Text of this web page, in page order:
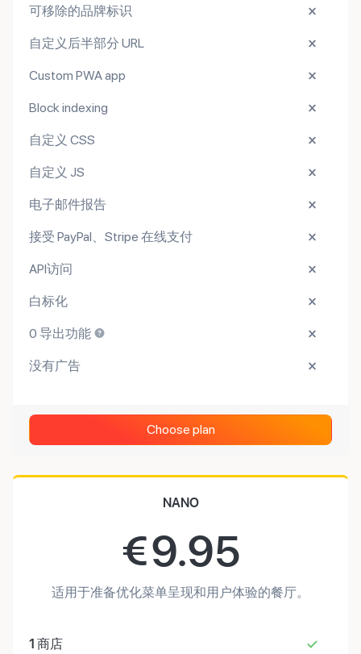
可移除的品牌标识
自定义后半部分 URL
Custom PWA app
Block indexing
自定义 CSS
自定义 JS
电子邮件报告
接受 PayPal、Stripe 在线支付
API访问
白标化
0 导出功能
没有广告
Choose plan
NANO
€9.95
适用于准备优化菜单呈现和用户体验的餐厅。
1 商店